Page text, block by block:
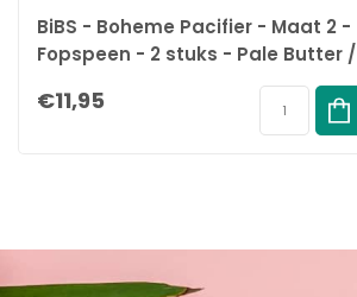
BiBS - Boheme Pacifier - Maat 2 -
Fopspeen - 2 stuks - Pale Butter /
€11,95